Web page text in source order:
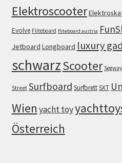
Elektroscooter
Evolve Fliteboard fliteboard austria
Jetboard Longboard luxury
schwarzScooter Segway
Street Surfboard SurfbrettSXT
Wien yacht toy
Österreich